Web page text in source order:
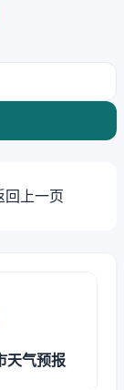
回上一页
天气预报